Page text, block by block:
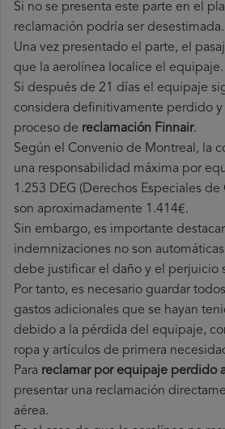
Si no se presenta este parte en el
reclamación podría ser desestimada.
Una vez presentado el parte, el
que la aerolínea localice el equipaje.
Si después de 21 días el equipaje
considera definitivamente perdido
proceso de reclamación Finnair.
Según el Convenio de Montreal, la
una responsabilidad máxima por
1.253 DEG (Derechos Especiales
son aproximadamente 1.414€.
Sin embargo, es importante
indemnizaciones no son
debe justificar el daño y el perjuicio
Por tanto, es necesario guardar
gastos adicionales que se hayan
debido a la pérdida del equipaje,
ropa y artículos de primera
Para reclamar por equipaje perdido
presentar una reclamación
aérea.